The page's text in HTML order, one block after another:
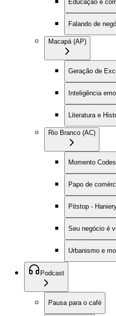
Educação e
Falando de
Macapá (AP)
Geração de
Inteligência
Literatura e
Rio Branco (AC)
Momento
Papo de
Pitstop -
Seu negócio é
Urbanismo e
Podcast
Pausa para o café